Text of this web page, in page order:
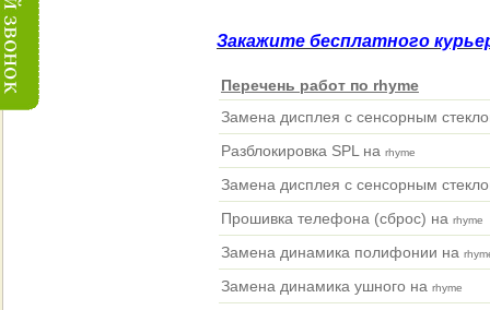
Закажите бесплатного
Перечень работ по rhyme
Замена дисплея с сенсорным
Разблокировка SPL на rhyme
Замена дисплея с сенсорным
Прошивка телефона (сброс) на rhyme
Замена динамика полифонии на
Замена динамика ушного на rhyme